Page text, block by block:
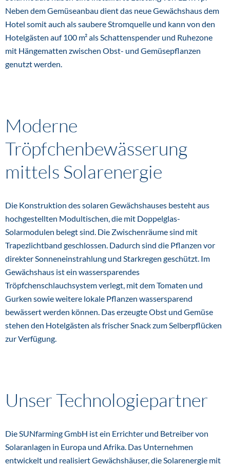
Neben dem Gemüseanbau dient das neue Gewächshaus dem
Hotel somit auch als saubere Stromquelle und kann von den
Hotelgästen auf 100 m² als Schattenspender und Ruhezone
mit Hängematten zwischen Obst- und Gemüsepflanzen
genutzt werden.
Moderne
Tröpfchenbewässerung
mittels Solarenergie
Die Konstruktion des solaren Gewächshauses besteht aus
hochgestellten Modultischen, die mit Doppelglas-
Solarmodulen belegt sind. Die Zwischenräume sind mit
Trapezlichtband geschlossen. Dadurch sind die Pflanzen vor
direkter Sonneneinstrahlung und Starkregen geschützt. Im
Gewächshaus ist ein wassersparendes
Tröpfchenschlauchsystem verlegt, mit dem Tomaten und
Gurken sowie weitere lokale Pflanzen wassersparend
bewässert werden können. Das erzeugte Obst und Gemüse
stehen den Hotelgästen als frischer Snack zum Selberpflücken
zur Verfügung.
Unser Technologiepartner
Die SUNfarming GmbH ist ein Errichter und Betreiber von
Solaranlagen in Europa und Afrika. Das Unternehmen
entwickelt und realisiert Gewächshäuser, die Solarenergie mit